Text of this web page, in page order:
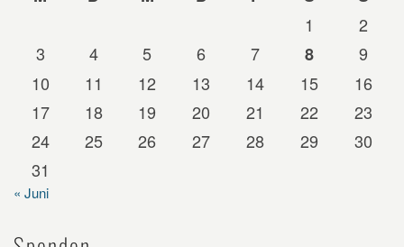
1
2
3
4 5 6 7 8
9
10
11 12 13 14 15
16
17
18 19 20 21 22
23
24
25 26 27 28 29
30
31
« Juni